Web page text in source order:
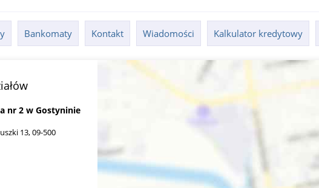
Bankomaty Kontakt Wiadomości Kalkulator kredytowy
nr 2 w Gostyninie
13, 09-500